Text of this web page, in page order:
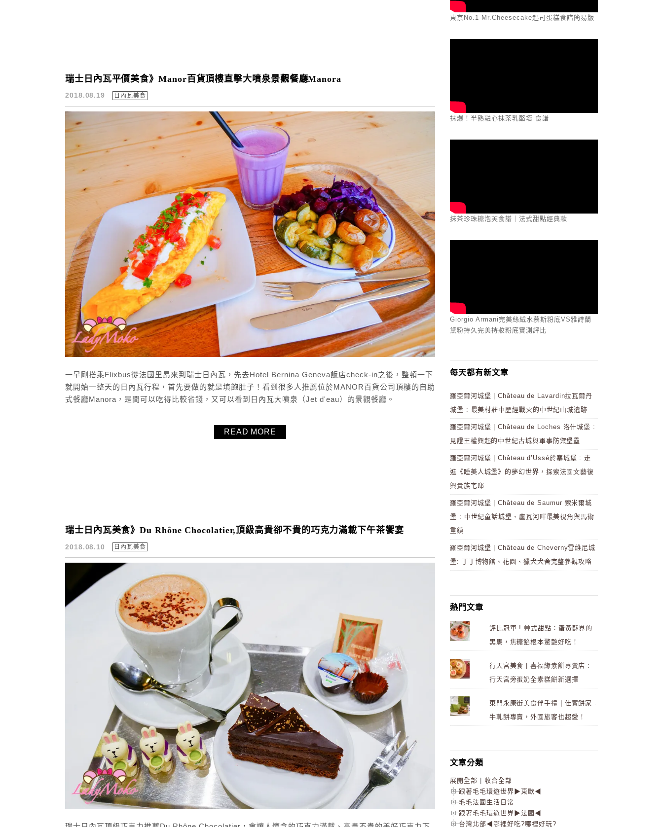
瑞士日內瓦平價美食》Manor百貨頂樓直擊大噴泉景觀餐廳Manora
2018.08.19 日內瓦美食
一早剛搭乘Flixbus從法國里昂來到瑞士日內瓦，先去Hotel Bernina Geneva飯店check-in之後，整頓一下
就開始一整天的日內瓦行程，首先要做的就是填飽肚子！看到很多人推薦位於MANOR百貨公司頂樓的自助
式餐廳Manora，是間可以吃得比較省錢，又可以看到日內瓦大噴泉（Jet d'eau）的景觀餐廳。
READ MORE
瑞士日內瓦美食》Du Rhône Chocolatier,頂級高貴卻不貴的巧克力滿載下午茶饗宴
2018.08.10 日內瓦美食
東京No.1 Mr.Cheesecake起司蛋糕食譜簡易版
抹爆！半熟融心抹茶乳酪塔 食譜
抹茶珍珠糖泡芙食譜｜法式甜點經典款
Giorgio Armani完美絲絨水慕斯粉底VS雅詩蘭
黛粉持久完美持妝粉底實測評比
每天都有新文章
羅亞爾河城堡 | Château de Lavardin拉瓦爾丹
城堡 : 最美村莊中歷經戰火的中世紀山城遺跡
羅亞爾河城堡 | Château de Loches 洛什城堡 :
見證王權興起的中世紀古城與軍事防禦堡壘
羅亞爾河城堡 | Château d’Ussé於塞城堡 : 走
進《睡美人城堡》的夢幻世界，探索法國文藝復
興貴族宅邸
羅亞爾河城堡 | Château de Saumur 索米爾城
堡 : 中世紀童話城堡、盧瓦河畔最美視角與馬術
重鎮
羅亞爾河城堡 | Château de Cheverny雪維尼城
堡: 丁丁博物館、花園、獵犬犬舍完整參觀攻略
熱門文章
評比冠軍 ! 艸式甜點：蛋黃酥界的
黑馬，焦糖餡根本驚艷好吃！
行天宮美食 | 喜福緣素餅專賣店 :
行天宮旁蛋奶全素糕餅新選擇
東門永康街美食伴手禮 | 佳賓餅家 :
牛軋餅專賣，外國旅客也超愛！
文章分類
展開全部
收合全部
跟著毛毛環遊世界▶東歐◀
毛毛法國生活日常
跟著毛毛環遊世界▶法國◀
台灣北部◀哪裡好吃?哪裡好玩?